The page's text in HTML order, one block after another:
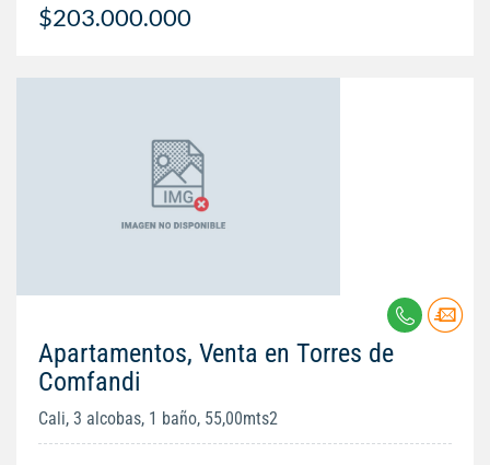
$203.000.000
Apartamentos, Venta en Torres de
Comfandi
Cali, 3 alcobas, 1 baño, 55,00mts2